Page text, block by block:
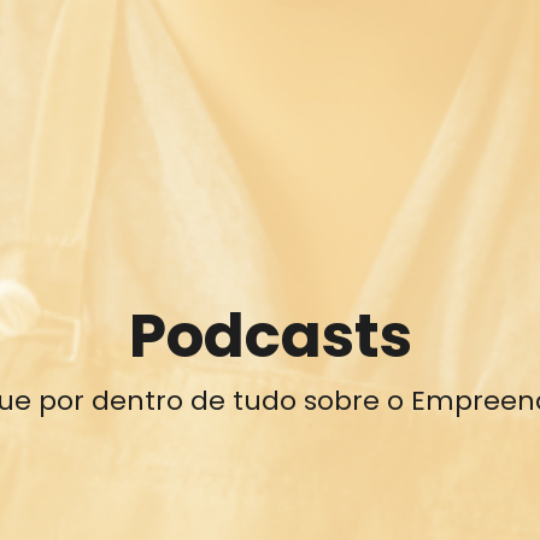
Podcasts
por dentro de tudo sobre o